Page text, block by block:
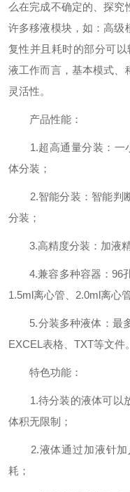
么在完成不确定的、探究
许多移液模块，如：高级
复性并且耗时的部分可
液工作而言，基本模式、
灵活性。
产品性能：
1.超高通量分装：一
体分装；
2.智能分装：智能判断
分装；
3.高精度分装：加液精
4.兼容多种容器：96孔
1.5ml离心管、2.0ml离心
5.分装多种液体：最多
EXCEL表格、TXT等文件。
特色功能：
1.待分装的液体可以放
体积无限制；
2.液体通过加液针加
耗；